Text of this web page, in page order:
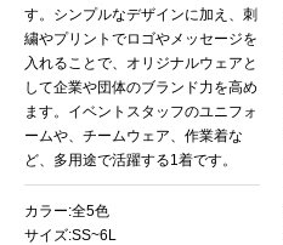
す。シンプルなデザインに加え、刺
繍やプリントでロゴやメッセージを
入れることで、オリジナルウェアと
して企業や団体のブランド力を高め
ます。イベントスタッフのユニフォ
ームや、チームウェア、作業着な
ど、多用途で活躍する1着です。
カラー:全5色
サイズ:SS~6L